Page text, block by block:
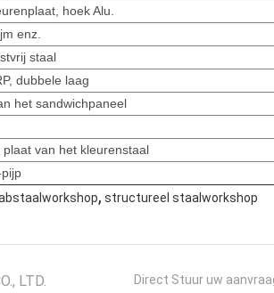
hoek Alu.
enz.
staal
dubbele laag
het sandwichpaneel
van het kleurenstaal
, structureel staalworkshop
LTD. Direct Stuur uw